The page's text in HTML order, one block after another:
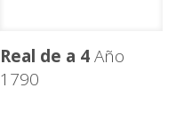
Real de a 4Año
1790